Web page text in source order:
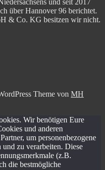
über Hannover 96 berichtet.
& Co. KG besitzen wir nicht.
Theme von MH
Wir benötigen Eure
und anderen
um personenbezogene
zu verarbeiten. Diese
(z.B.
die bestmögliche